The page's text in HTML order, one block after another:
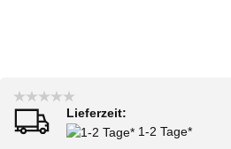
Lieferzeit:
1-2 Tage*